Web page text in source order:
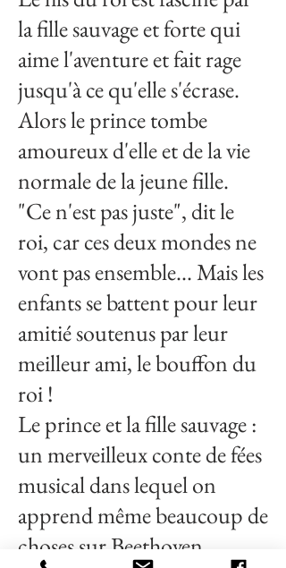
la fille sauvage et forte qui
aime l'aventure et fait rage
jusqu'à ce qu'elle s'écrase.
Alors le prince tombe
amoureux d'elle et de la vie
normale de la jeune fille.
"Ce n'est pas juste", dit le
roi, car ces deux mondes ne
vont pas ensemble... Mais les
enfants se battent pour leur
amitié soutenus par leur
meilleur ami, le bouffon du
roi !
Le prince et la fille sauvage :
un merveilleux conte de fées
musical dans lequel on
apprend même beaucoup de
choses sur Beethoven